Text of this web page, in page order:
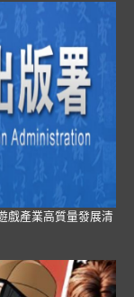
戲產業高質量發展清